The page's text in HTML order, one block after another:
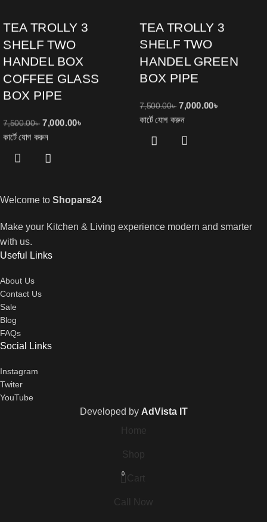
TEA TROLLY 3
SHELF TWO
HANDEL BOX
COFFEE GLASS
BOX PIPE
7,500.00৳ 7,000.00৳
কার্টে যোগ করুন
TEA TROLLY 3
SHELF TWO
HANDEL GREEN
BOX PIPE
7,500.00৳ 7,000.00৳
কার্টে যোগ করুন
Welcome to Shopars24
Make your Kitchen & Living experience modern and smarter
with us.
Useful Links
About Us
Contact Us
Sale
Blog
FAQs
Social Links
Instagram
Twiter
YouTube
Developed by AdVista IT
Home
Shop
0 Cart
Call Now